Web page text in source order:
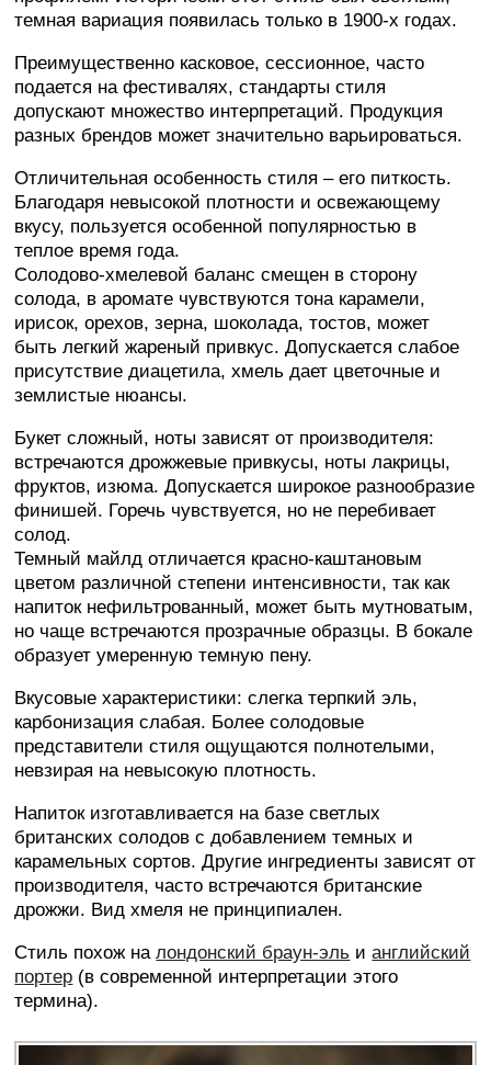
темная вариация появилась только в 1900-х годах.
Преимущественно касковое, сессионное, часто
подается на фестивалях, стандарты стиля
допускают множество интерпретаций. Продукция
разных брендов может значительно варьироваться.
Отличительная особенность стиля – его питкость.
Благодаря невысокой плотности и освежающему
вкусу, пользуется особенной популярностью в
теплое время года.
Солодово-хмелевой баланс смещен в сторону
солода, в аромате чувствуются тона карамели,
ирисок, орехов, зерна, шоколада, тостов, может
быть легкий жареный привкус. Допускается слабое
присутствие диацетила, хмель дает цветочные и
землистые нюансы.
Букет сложный, ноты зависят от производителя:
встречаются дрожжевые привкусы, ноты лакрицы,
фруктов, изюма. Допускается широкое разнообразие
финишей. Горечь чувствуется, но не перебивает
солод.
Темный майлд отличается красно-каштановым
цветом различной степени интенсивности, так как
напиток нефильтрованный, может быть мутноватым,
но чаще встречаются прозрачные образцы. В бокале
образует умеренную темную пену.
Вкусовые характеристики: слегка терпкий эль,
карбонизация слабая. Более солодовые
представители стиля ощущаются полнотелыми,
невзирая на невысокую плотность.
Напиток изготавливается на базе светлых
британских солодов с добавлением темных и
карамельных сортов. Другие ингредиенты зависят от
производителя, часто встречаются британские
дрожжи. Вид хмеля не принципиален.
Стиль похож налондонский браун-эль ианглийский
портер (в современной интерпретации этого
термина).